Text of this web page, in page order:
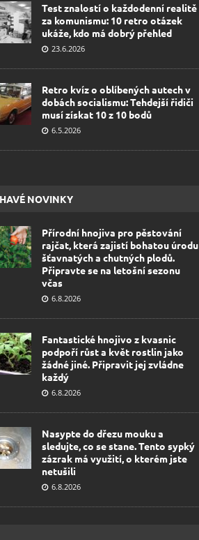
Test znalostí o každodenní realitě
za komunismu: 10 retro otázek
ukáže, kdo má dobrý přehled
23.6.2026
Retro kvíz o oblíbených autech v
dobách socialismu: Tehdejší řidiči
musí získat 10 z 10 bodů
6.5.2026
NOVINKY
Přírodní hnojiva pro pěstování
rajčat, která zajistí bohatou úrodu
šťavnatých a chutných plodů.
Připravte se na letošní sezonu
včas
6.8.2026
Fantastické hnojivo z kvasnic
podpoří růst a květ rostlin jako
žádné jiné. Připravit jej zvládne
každý
6.8.2026
Nasypte do dřezu mouku a
sledujte, co se stane. Tento sypký
zázrak má využití, o kterém jste
netušili
6.8.2026